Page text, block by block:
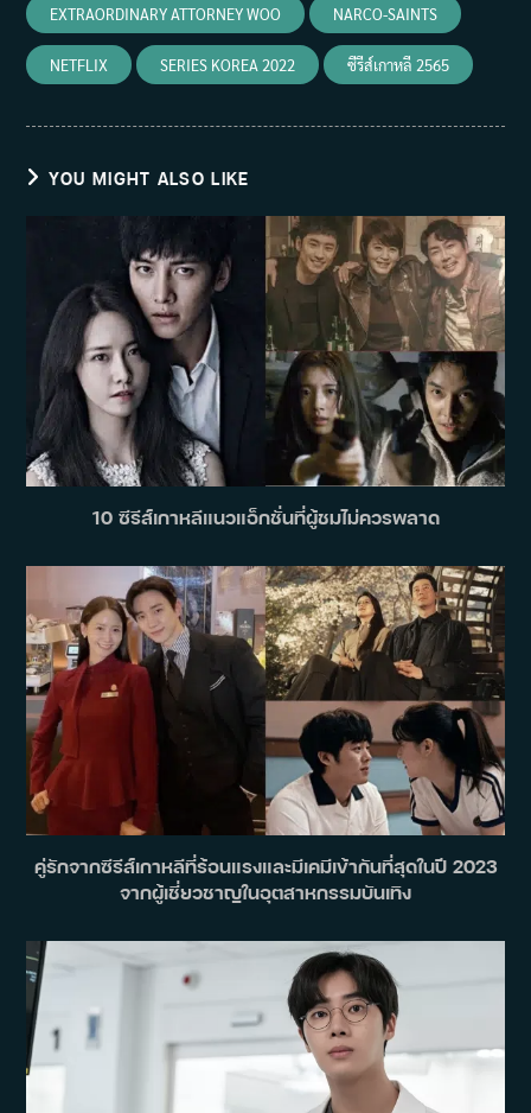
EXTRAORDINARY ATTORNEY WOO NARCO-SAINTS
NETFLIX SERIES KOREA 2022 ซีรีส์เกาหลี 2565
YOU MIGHT ALSO LIKE
10 ซีรีส์เกาหลีแนวแอ็กชั่นที่ผู้ชมไม่ควรพลาด
คู่รักจากซีรีส์เกาหลีที่ร้อนแรงและมีเคมีเข้ากันที่สุดในปี 2023
จากผู้เชี่ยวชาญในอุตสาหกรรมบันเทิง